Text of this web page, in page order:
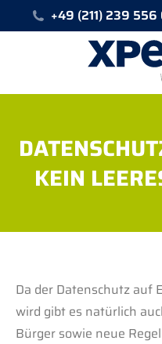
+49 (211) 239 556
KEIN
Da der Datenschutz auf
wird gibt es natürlich
Bürger sowie neue